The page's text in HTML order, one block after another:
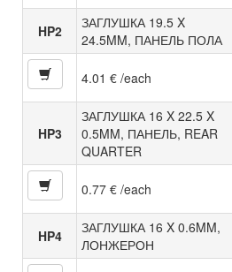
HP2
ЗАГЛУШКА 19.5 X
24.5MM, ПАНЕЛЬ ПОЛА
4.01 € /each
HP3
ЗАГЛУШКА 16 X 22.5 X
0.5MM, ПАНЕЛЬ, REAR
QUARTER
0.77 € /each
HP4
ЗАГЛУШКА 16 X 0.6MM,
ЛОНЖЕРОН